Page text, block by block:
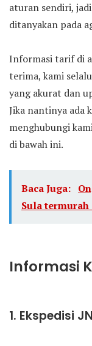
aturan sendiri,
ditanyakan pada
Informasi tarif di
terima, kami
yang akurat dan
Jika nantinya ada
menghubungi
di bawah ini.
Baca Juga:
Sula
Informasi
1. Ekspedisi